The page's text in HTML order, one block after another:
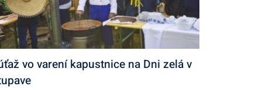
vo varení kapustnice na Dni zelá v